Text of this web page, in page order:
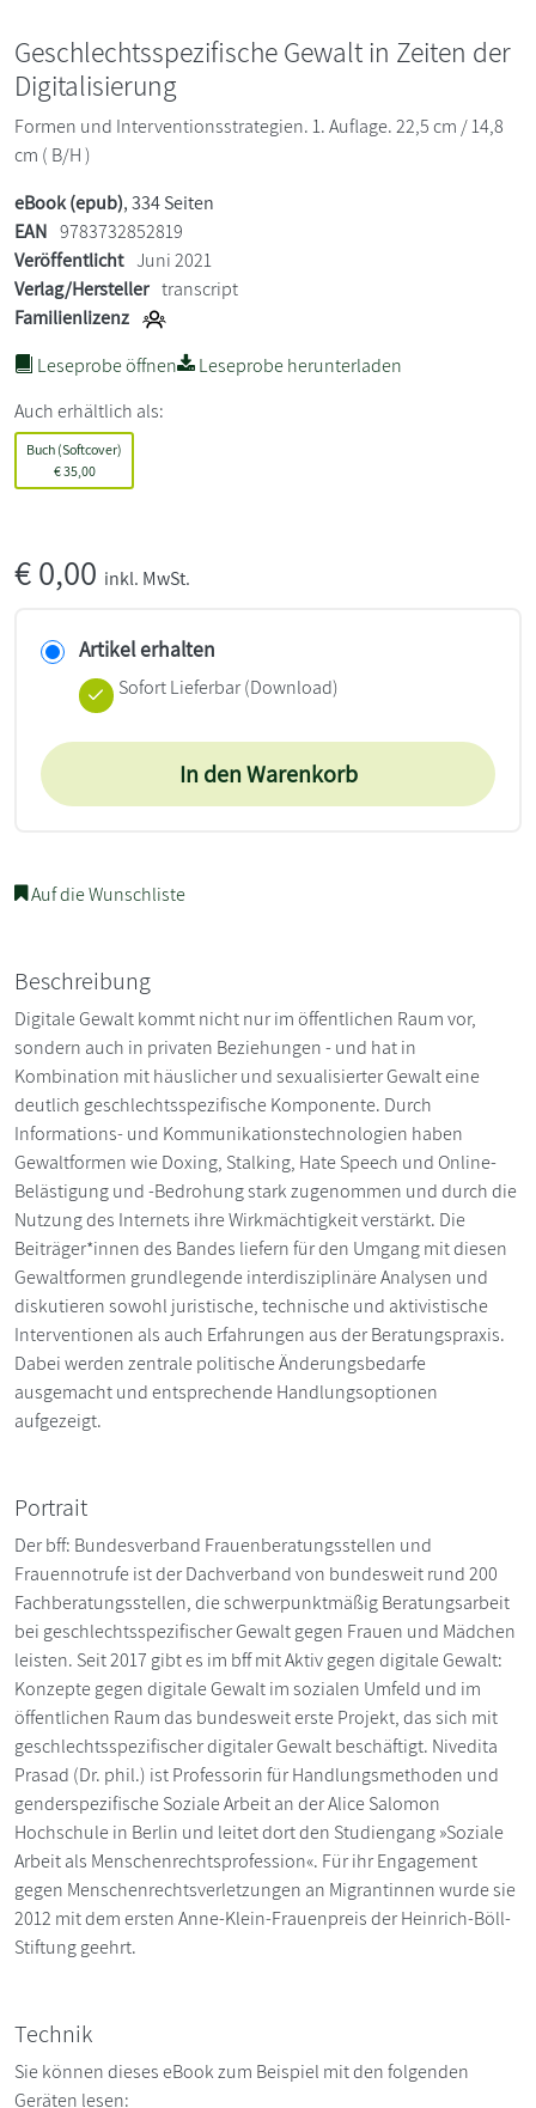
Geschlechtsspezifische Gewalt in Zeiten der
Digitalisierung
Formen und Interventionsstrategien. 1. Auflage. 22,5 cm / 14,8
cm ( B/H )
eBook (epub), 334 Seiten
EAN 9783732852819
Veröffentlicht Juni 2021
Verlag/Hersteller transcript
Familienlizenz
Leseprobe öffnen
Leseprobe herunterladen
Auch erhältlich als:
Buch (Softcover)
€35,00
€0,00 inkl. MwSt.
Artikel erhalten
Sofort Lieferbar (Download)
In den Warenkorb
Auf die Wunschliste
Beschreibung
Digitale Gewalt kommt nicht nur im öffentlichen Raum vor,
sondern auch in privaten Beziehungen - und hat in
Kombination mit häuslicher und sexualisierter Gewalt eine
deutlich geschlechtsspezifische Komponente. Durch
Informations- und Kommunikationstechnologien haben
Gewaltformen wie Doxing, Stalking, Hate Speech und Online-
Belästigung und -Bedrohung stark zugenommen und durch die
Nutzung des Internets ihre Wirkmächtigkeit verstärkt. Die
Beiträger*innen des Bandes liefern für den Umgang mit diesen
Gewaltformen grundlegende interdisziplinäre Analysen und
diskutieren sowohl juristische, technische und aktivistische
Interventionen als auch Erfahrungen aus der Beratungspraxis.
Dabei werden zentrale politische Änderungsbedarfe
ausgemacht und entsprechende Handlungsoptionen
aufgezeigt.
Portrait
Der bff: Bundesverband Frauenberatungsstellen und
Frauennotrufe ist der Dachverband von bundesweit rund 200
Fachberatungsstellen, die schwerpunktmäßig Beratungsarbeit
bei geschlechtsspezifischer Gewalt gegen Frauen und Mädchen
leisten. Seit 2017 gibt es im bff mit Aktiv gegen digitale Gewalt:
Konzepte gegen digitale Gewalt im sozialen Umfeld und im
öffentlichen Raum das bundesweit erste Projekt, das sich mit
geschlechtsspezifischer digitaler Gewalt beschäftigt. Nivedita
Prasad (Dr. phil.) ist Professorin für Handlungsmethoden und
genderspezifische Soziale Arbeit an der Alice Salomon
Hochschule in Berlin und leitet dort den Studiengang »Soziale
Arbeit als Menschenrechtsprofession«. Für ihr Engagement
gegen Menschenrechtsverletzungen an Migrantinnen wurde sie
2012 mit dem ersten Anne-Klein-Frauenpreis der Heinrich-Böll-
Stiftung geehrt.
Technik
Sie können dieses eBook zum Beispiel mit den folgenden
Geräten lesen: